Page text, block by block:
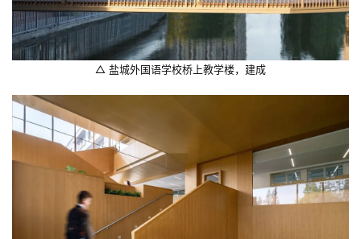
筑
专
教
极
速
△ 盐城外国语学校桥上教学楼，建成